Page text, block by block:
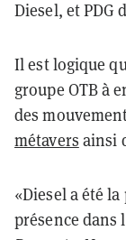
Diesel, et PDG
Il est logique
groupe OTB à
des
métavers ainsi
«Diesel a été
présence dans